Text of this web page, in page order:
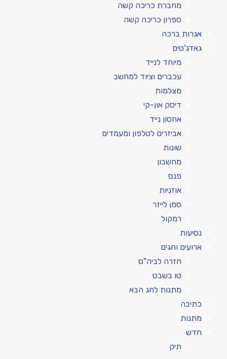
מחברת כריכה קשה
ספרון כריכה קשה
אגרות ברכה
גאדג'טים
מיוחד לנייד
עכברים וציוד למחשב
מצלמות
דיסק און-קי
אחסון נייד
אביזרים לטלפון ומעמדים
שונות
מחשבון
פנס
אוזניות
סמן לייזר
רמקול
נסיעות
ארועים וחגים
חזרה לביה"ס
טו בשבט
מתנות לחג הבא
כתיבה
מתנות
חדש
תיק